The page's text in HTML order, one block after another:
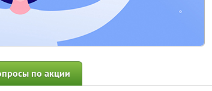
по акции